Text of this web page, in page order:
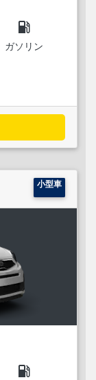
local_gas_station
ガソリン
小型車
local_gas_station